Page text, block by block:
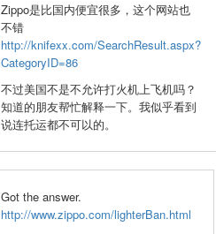
Zippo是比国内便宜很多，这个网站也
不错
http://knifexx.com/SearchResult.aspx?
CategoryID=86
不过美国不是不允许打火机上飞机吗？
知道的朋友帮忙解释一下。我似乎看到
说连托运都不可以的。
Got the answer.
http://www.zippo.com/lighterBan.html